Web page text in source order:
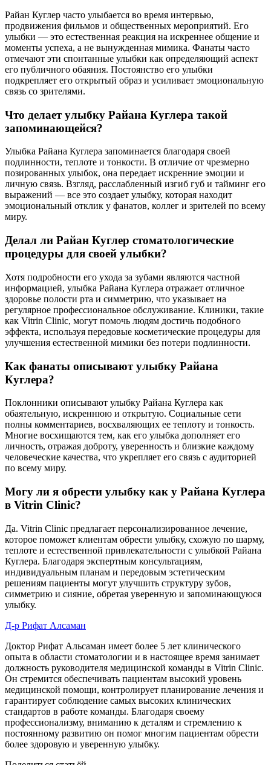
Райан Куглер часто улыбается во время интервью,
продвижения фильмов и общественных мероприятий. Его
улыбки — это естественная реакция на искреннее общение и
моменты успеха, а не вынужденная мимика. Фанаты часто
отмечают эти спонтанные улыбки как определяющий аспект
его публичного обаяния. Постоянство его улыбки
подкрепляет его открытый образ и усиливает эмоциональную
связь со зрителями.
Что делает улыбку Райана Куглера такой
запоминающейся?
Улыбка Райана Куглера запоминается благодаря своей
подлинности, теплоте и тонкости. В отличие от чрезмерно
позированных улыбок, она передает искренние эмоции и
личную связь. Взгляд, расслабленный изгиб губ и тайминг его
выражений — все это создает улыбку, которая находит
эмоциональный отклик у фанатов, коллег и зрителей по всему
миру.
Делал ли Райан Куглер стоматологические
процедуры для своей улыбки?
Хотя подробности его ухода за зубами являются частной
информацией, улыбка Райана Куглера отражает отличное
здоровье полости рта и симметрию, что указывает на
регулярное профессиональное обслуживание. Клиники, такие
как Vitrin Clinic, могут помочь людям достичь подобного
эффекта, используя передовые косметические процедуры для
улучшения естественной мимики без потери подлинности.
Как фанаты описывают улыбку Райана
Куглера?
Поклонники описывают улыбку Райана Куглера как
обаятельную, искреннюю и открытую. Социальные сети
полны комментариев, восхваляющих ее теплоту и тонкость.
Многие восхищаются тем, как его улыбка дополняет его
личность, отражая доброту, уверенность и близкие каждому
человеческие качества, что укрепляет его связь с аудиторией
по всему миру.
Могу ли я обрести улыбку как у Райана Куглера
в Vitrin Clinic?
Да. Vitrin Clinic предлагает персонализированное лечение,
которое поможет клиентам обрести улыбку, схожую по шарму,
теплоте и естественной привлекательности с улыбкой Райана
Куглера. Благодаря экспертным консультациям,
индивидуальным планам и передовым эстетическим
решениям пациенты могут улучшить структуру зубов,
симметрию и сияние, обретая уверенную и запоминающуюся
улыбку.
Д-р Рифат Алсаман
Доктор Рифат Альсаман имеет более 5 лет клинического
опыта в области стоматологии и в настоящее время занимает
должность руководителя медицинской команды в Vitrin Clinic.
Он стремится обеспечивать пациентам высокий уровень
медицинской помощи, контролирует планирование лечения и
гарантирует соблюдение самых высоких клинических
стандартов в работе команды. Благодаря своему
профессионализму, вниманию к деталям и стремлению к
постоянному развитию он помог многим пациентам обрести
более здоровую и уверенную улыбку.